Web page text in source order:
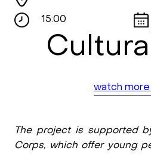
15:00
watch
The project is supported
Corps, which offer young